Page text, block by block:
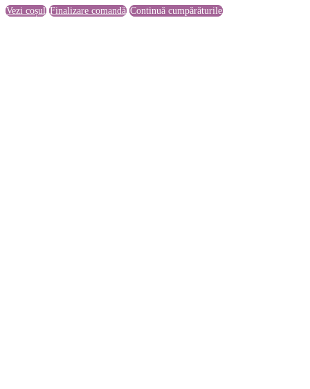
Vezi coșul Finalizare comandă Continuă cumpărăturile